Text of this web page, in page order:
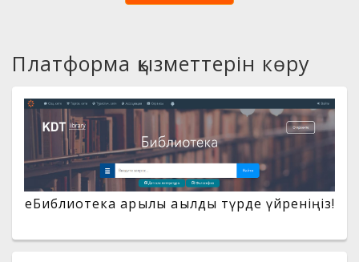
Платформа қызметтерін көру
eБиблиотека арқылы ақылды түрде үйреніңіз!